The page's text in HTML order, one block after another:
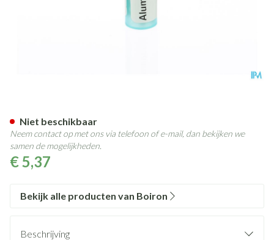
€ 5,37
Niet beschikbaar
Neem contact op met ons via telefoon of e-mail, dan bekijken we
samen de mogelijkheden.
Bekijk alle producten van Boiron
Beschrijving